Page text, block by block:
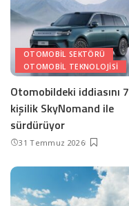
OTOMOBIL SEKTÖRÜ
OTOMOBIL TEKNOLOJISI
Otomobildeki iddiasını 7
kişilik SkyNomand ile
sürdürüyor
31 Temmuz 2026